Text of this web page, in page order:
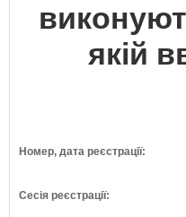
якій
Номер, дата реєстрації:
Сесія реєстрації: